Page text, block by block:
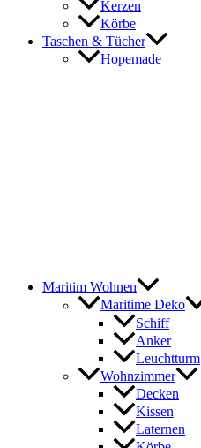
Kerzen
Körbe
Taschen & Tücher
Hopemade
Maritim Wohnen
Maritime Deko
Schiff
Anker
Leuchtturm
Wohnzimmer
Decken
Kissen
Laternen